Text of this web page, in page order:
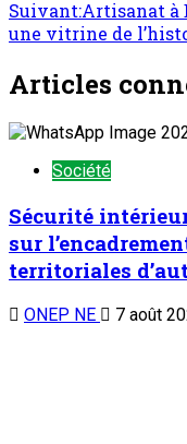
Suivant:Artisanat à
une vitrine de
Articles
Société
Sécurité
sur
territoriales
ONEP NE 7 août